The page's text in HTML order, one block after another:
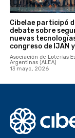
Cibelae participó
debate sobre
nuevas
congreso de IJAN
Asociación de Loterías
Argentinas (ALEA)
13 mayo, 2026